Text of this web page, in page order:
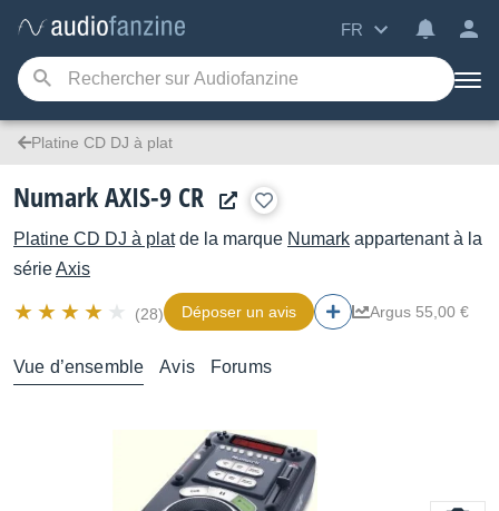
FR
Platine CD DJ à plat
Numark AXIS-9 CR
Platine CD DJ à platde la marque Numark appartenant à la
sérieAxis
(28) Déposer un avis Argus 55,00 €
Vue d’ensemble Avis Forums